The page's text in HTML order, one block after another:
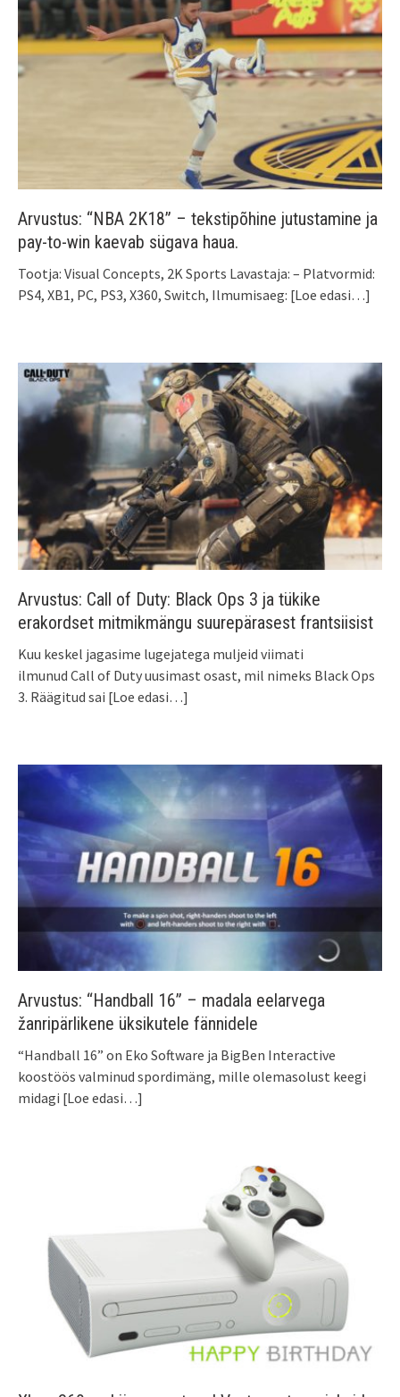
Arvustus: “NBA 2K18” – tekstipõhine jutustamine ja
pay-to-win kaevab sügava haua.
Tootja: Visual Concepts, 2K Sports Lavastaja: – Platvormid:
PS4, XB1, PC, PS3, X360, Switch, Ilmumisaeg: [Loe edasi…]
Arvustus: Call of Duty: Black Ops 3 ja tükike
erakordset mitmikmängu suurepärasest frantsiisist
Kuu keskel jagasime lugejatega muljeid viimati
ilmunud Call of Duty uusimast osast, mil nimeks Black Ops
3. Räägitud sai [Loe edasi…]
Arvustus: “Handball 16” – madala eelarvega
žanripärlikene üksikutele fännidele
“Handball 16” on Eko Software ja BigBen Interactive
koostöös valminud spordimäng, mille olemasolust keegi
midagi [Loe edasi…]